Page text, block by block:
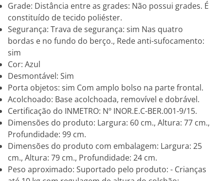
Grade: Distância entre as grades: Não possui grades. É
constituído de tecido poliéster.
Segurança: Trava de segurança: sim Nas quatro
bordas e no fundo do berço., Rede anti-sufocamento:
sim
Cor: Azul
Desmontável: Sim
Porta objetos: sim Com amplo bolso na parte frontal.
Acolchoado: Base acolchoada, removível e dobrável.
Certificação do INMETRO: Nº INOR.E.C-BER.001-9/15.
Dimensões do produto: Largura: 60 cm., Altura: 77 cm.,
Profundidade: 99 cm.
Dimensões do produto com embalagem: Largura: 25
cm., Altura: 79 cm., Profundidade: 24 cm.
Peso aproximado: Suportado pelo produto: - Crianças